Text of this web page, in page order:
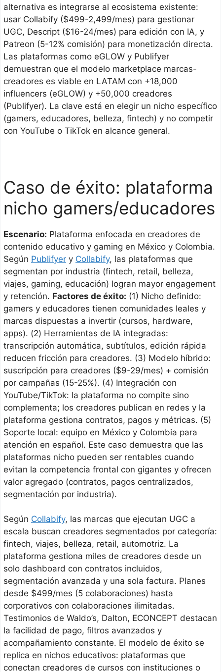
alternativa es integrarse al ecosistema existente:
usar Collabify ($499-2,499/mes) para gestionar
UGC, Descript ($16-24/mes) para edición con IA, y
Patreon (5-12% comisión) para monetización directa.
Las plataformas como eGLOW y Publifyer
demuestran que el modelo marketplace marcas-
creadores es viable en LATAM con +18,000
influencers (eGLOW) y +50,000 creadores
(Publifyer). La clave está en elegir un nicho específico
(gamers, educadores, belleza, fintech) y no competir
con YouTube o TikTok en alcance general.
Caso de éxito: plataforma
nicho gamers/educadores
Escenario: Plataforma enfocada en creadores de
contenido educativo y gaming en México y Colombia.
Según Publifyer y Collabify, las plataformas que
segmentan por industria (fintech, retail, belleza,
viajes, gaming, educación) logran mayor engagement
y retención. Factores de éxito: (1) Nicho definido:
gamers y educadores tienen comunidades leales y
marcas dispuestas a invertir (cursos, hardware,
apps). (2) Herramientas de IA integradas:
transcripción automática, subtítulos, edición rápida
reducen fricción para creadores. (3) Modelo híbrido:
suscripción para creadores ($9-29/mes) + comisión
por campañas (15-25%). (4) Integración con
YouTube/TikTok: la plataforma no compite sino
complementa; los creadores publican en redes y la
plataforma gestiona contratos, pagos y métricas. (5)
Soporte local: equipo en México y Colombia para
atención en español. Este caso demuestra que las
plataformas nicho pueden ser rentables cuando
evitan la competencia frontal con gigantes y ofrecen
valor agregado (contratos, pagos centralizados,
segmentación por industria).
Según Collabify, las marcas que ejecutan UGC a
escala buscan creadores segmentados por categoría:
fintech, viajes, belleza, retail, automotriz. La
plataforma gestiona miles de creadores desde un
solo dashboard con contratos incluidos,
segmentación avanzada y una sola factura. Planes
desde $499/mes (5 colaboraciones) hasta
corporativos con colaboraciones ilimitadas.
Testimonios de Waldo’s, Dalton, ECONCEPT destacan
la facilidad de pago, filtros avanzados y
acompañamiento constante. El modelo de éxito se
replica en nichos educativos: plataformas que
conectan creadores de cursos con instituciones o